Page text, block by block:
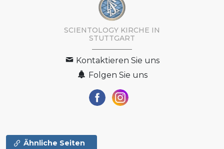
SCIENTOLOGY KIRCHE IN
STUTTGART
Kontaktieren Sie uns
Folgen Sie uns
Ähnliche Seiten